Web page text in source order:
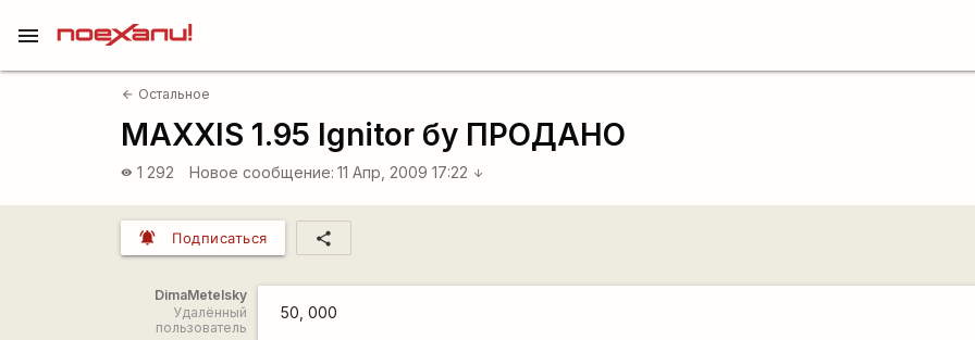
menu
arrow_back Остальное
MAXXIS 1.95 Ignitor бу ПРОДАНО
visibility 1 292 Новое сообщение: 11 Апр, 2009 17:22 arrow_downward
notifications_active Подписаться share
DimaMetelsky
Удалённый
пользователь
50, 000